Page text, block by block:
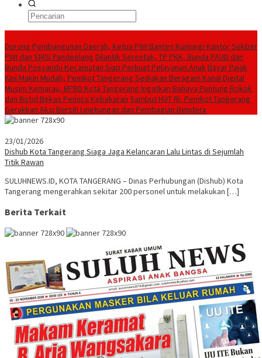
Dorong Pembangunan Daerah, Ketua PWI Banten Kunjungi Kantor Sekber
PWI dan SMSI Pandeglang Dilantik Serentak, TP PKK, Bunda PAUD dan
Bunda Posyandu Kecamatan Siap Perkuat Pelayanan AnakBayar Pajak
Kini Makin Mudah, Pemkot Tangerang Sediakan Beragam Kanal Digital
Musim Kemarau, BPBD Kota Tangerang Ingatkan Bahaya Puntung Rokok
dan Botol Bekas Pemicu Kebakaran Sambut HUT RI, Pemkot Tangerang
Gerakkan Aksi Bersih Lingkungan dan Pembagian Bendera
23/01/2026
Dishub Kota Tangerang Siaga Jaga Kelancaran Lalu Lintas di Sejumlah
Titik Rawan
SULUHNEWS.ID, KOTA TANGERANG – Dinas Perhubungan (Dishub) Kota
Tangerang mengerahkan sekitar 200 personel untuk melakukan […]
Berita Terkait